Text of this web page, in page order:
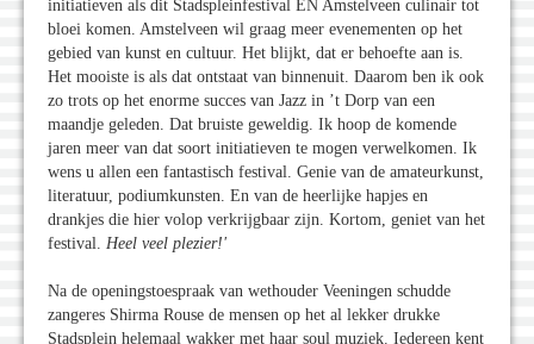
initiatieven als dit Stadspleinfestival EN Amstelveen culinair tot
bloei komen. Amstelveen wil graag meer evenementen op het
gebied van kunst en cultuur. Het blijkt, dat er behoefte aan is.
Het mooiste is als dat ontstaat van binnenuit. Daarom ben ik ook
zo trots op het enorme succes van Jazz in ’t Dorp van een
maandje geleden. Dat bruiste geweldig. Ik hoop de komende
jaren meer van dat soort initiatieven te mogen verwelkomen. Ik
wens u allen een fantastisch festival. Genie van de amateurkunst,
literatuur, podiumkunsten. En van de heerlijke hapjes en
drankjes die hier volop verkrijgbaar zijn. Kortom, geniet van het
festival. Heel veel plezier!'
Na de openingstoespraak van wethouder Veeningen schudde
zangeres Shirma Rouse de mensen op het al lekker drukke
Stadsplein helemaal wakker met haar soul muziek. Iedereen kent